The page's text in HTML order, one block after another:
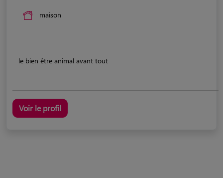
maison
le bien être animal avant tout
Voir le profil